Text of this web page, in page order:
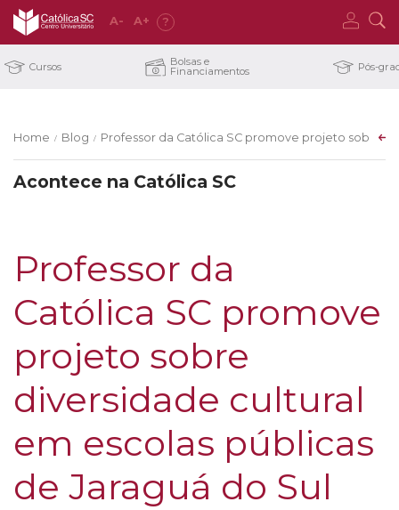
A- A+ ?
Cursos Bolsas e
Financiamentos Pós-
Home / Blog / Professor da Católica SC promove projeto sobre
Acontece na Católica SC
Professor da
Católica SC promove
projeto sobre
diversidade cultural
em escolas públicas
de Jaraguá do Sul